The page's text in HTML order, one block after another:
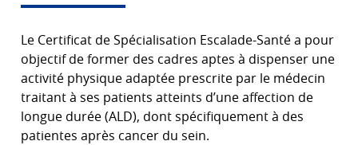
Le Certificat de Spécialisation Escalade-Santé a pour
objectif de former des cadres aptes à dispenser une
activité physique adaptée prescrite par le médecin
traitant à ses patients atteints d’une affection de
longue durée (ALD), dont spécifiquement à des
patientes après cancer du sein.